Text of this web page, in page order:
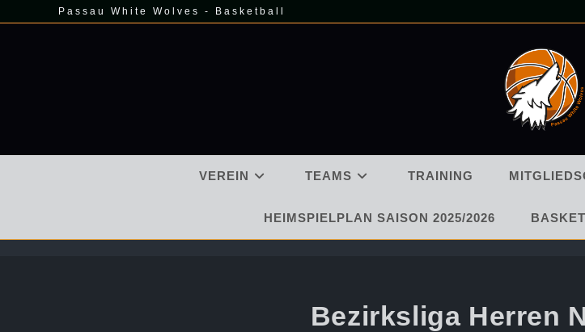
Passau White Wolves - Basketball
VEREIN TEAMS TRAINING
HEIMSPIELPLAN SAISON 2025/2026
Bezirksliga Herren